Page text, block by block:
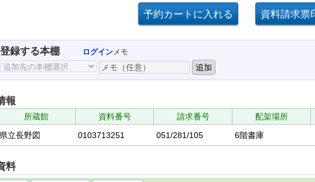
登録する本棚 ログインメモ
報
所蔵館 資料番号 請求番号 配架場所
県立長野図 0103713251 051/281/105 6階書庫
料